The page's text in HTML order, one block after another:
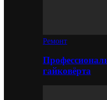
Ремонт
гайковёрта